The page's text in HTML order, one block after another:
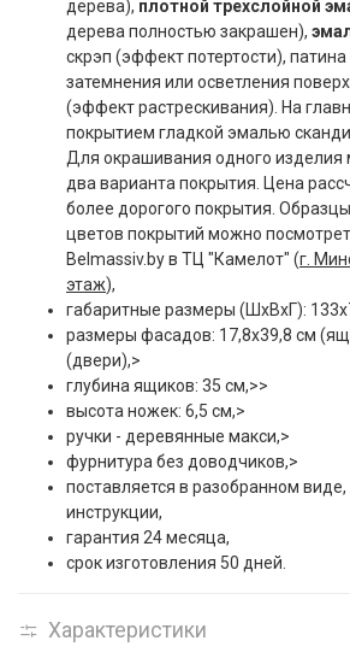
дерева), плотной трехслойной
дерева полностью закрашен),
скрэп (эффект потертости),
затемнения или осветления
(эффект растрескивания). На
покрытием гладкой эмалью
Для окрашивания одного
два варианта покрытия. Цена
более дорогого покрытия.
цветов покрытий можно
Belmassiv.by в ТЦ "Камелот" (г.
этаж),
габаритные размеры (ШxВxГ):
размеры фасадов: 17,8х39,8 см
(двери),>
глубина ящиков: 35 см,>>
высота ножек: 6,5 см,>
ручки - деревянные макси,>
фурнитура без доводчиков,>
поставляется в разобранном виде,
инструкции,
гарантия 24 месяца,
срок изготовления 50 дней.
Характеристики